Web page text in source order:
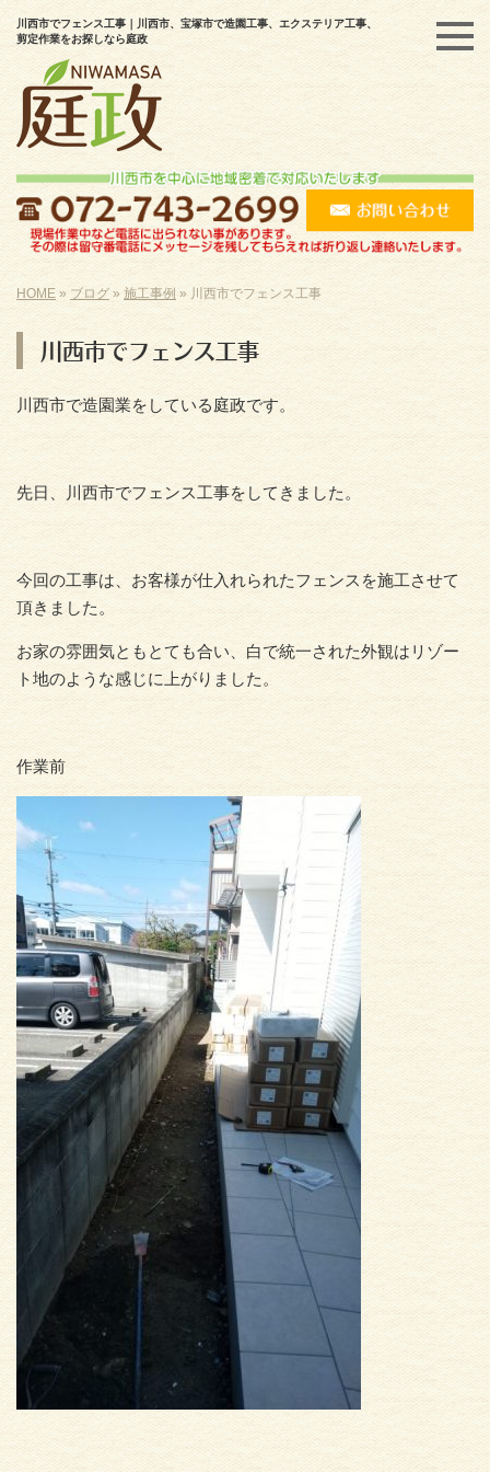
川西市でフェンス工事｜川西市、宝塚市で造園工事、エクステリア工事、
剪定作業をお探しなら庭政
HOME » ブログ » 施工事例 » 川西市でフェンス工事
川西市でフェンス工事
川西市で造園業をしている庭政です。
先日、川西市でフェンス工事をしてきました。
今回の工事は、お客様が仕入れられたフェンスを施工させて
頂きました。
お家の雰囲気ともとても合い、白で統一された外観はリゾー
ト地のような感じに上がりました。
作業前